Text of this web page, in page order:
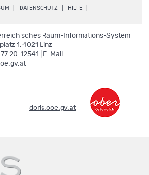
DATENSCHUTZ HILFE
Raum-Informations-System
1, 4021 Linz
20-12541 | E-Mail
doris.ooe.gv.at.